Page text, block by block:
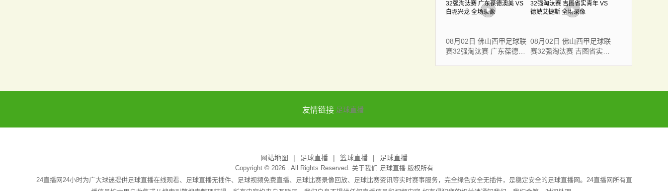
场录像
08月02日 佛山西甲足球联
赛32强淘汰赛 广东葆德澳
08月02日 佛山西甲足球联
赛32强淘汰赛 吉图省实青
友情链接 足球直播
网站地图 足球直播 篮球直播 足球直播
Copyright © 2026 . All Rights Reserved. 关于我们 足球直播版权所有
24直播网24小时为广大球迷提供足球直播在线观看、足球直播无插件、足球视频免费直播、足球比赛录像回放、足球比赛资讯等实时赛事服务，完全绿色安全无插件，是稳定安全的足球直播网。24直播网所有直